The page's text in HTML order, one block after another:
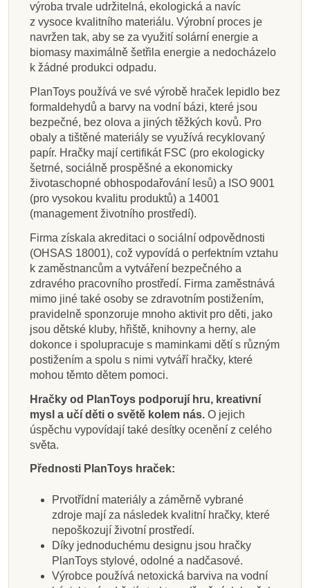
výroba trvale udržitelná, ekologická a navíc
z vysoce kvalitního materiálu. Výrobní proces je
navržen tak, aby se za využití solární energie a
biomasy maximálně šetřila energie a nedocházelo
k žádné produkci odpadu.
PlanToys používá ve své výrobě hraček lepidlo bez
formaldehydů a barvy na vodní bázi, které jsou
bezpečné, bez olova a jiných těžkých kovů. Pro
obaly a tištěné materiály se využívá recyklovaný
papír. Hračky mají certifikát FSC (pro ekologicky
šetrné, sociálně prospěšné a ekonomicky
životaschopné obhospodařování lesů) a ISO 9001
(pro vysokou kvalitu produktů) a 14001
(management životního prostředí).
Firma získala akreditaci o sociální odpovědnosti
(OHSAS 18001), což vypovídá o perfektním vztahu
k zaměstnancům a vytváření bezpečného a
zdravého pracovního prostředí. Firma zaměstnává
mimo jiné také osoby se zdravotním postižením,
pravidelně sponzoruje mnoho aktivit pro děti, jako
jsou dětské kluby, hřiště, knihovny a herny, ale
dokonce i spolupracuje s maminkami dětí s různým
postižením a spolu s nimi vytváří hračky, které
mohou těmto dětem pomoci.
Hračky od PlanToys podporují hru, kreativní
mysl a učí děti o světě kolem nás. O jejich
úspěchu vypovídají také desítky ocenění z celého
světa.
Přednosti PlanToys hraček:
Prvotřídní materiály a záměrně vybrané
zdroje mají za následek kvalitní hračky, které
nepoškozují životní prostředí.
Díky jednoduchému designu jsou hračky
PlanToys stylové, odolné a nadčasové.
Výrobce používá netoxická barviva na vodní